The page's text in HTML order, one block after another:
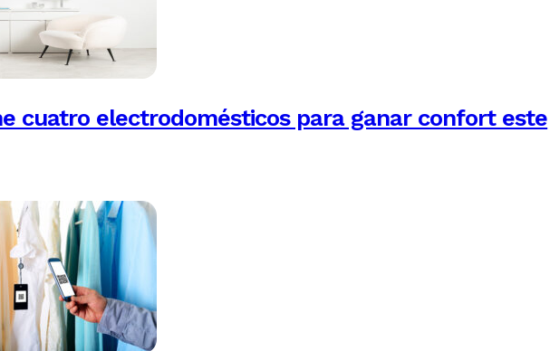
cuatro electrodomésticos para ganar confort este